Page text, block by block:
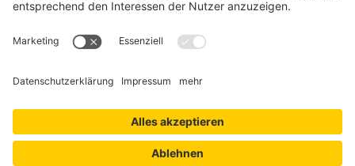
Deutschen Gießerei-Industrie e.V.
40549 Düsseldorf
Telefon:0211 - 68 71 - 03
0211 - 68 71 - 3333
E-Mail:info(at)bdguss.de